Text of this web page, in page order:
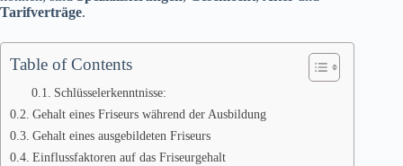
Tarifverträge.
Table of Contents
Schlüsselerkenntnisse:
Gehalt eines Friseurs während der Ausbildung
Gehalt eines ausgebildeten Friseurs
Einflussfaktoren auf das Friseurgehalt